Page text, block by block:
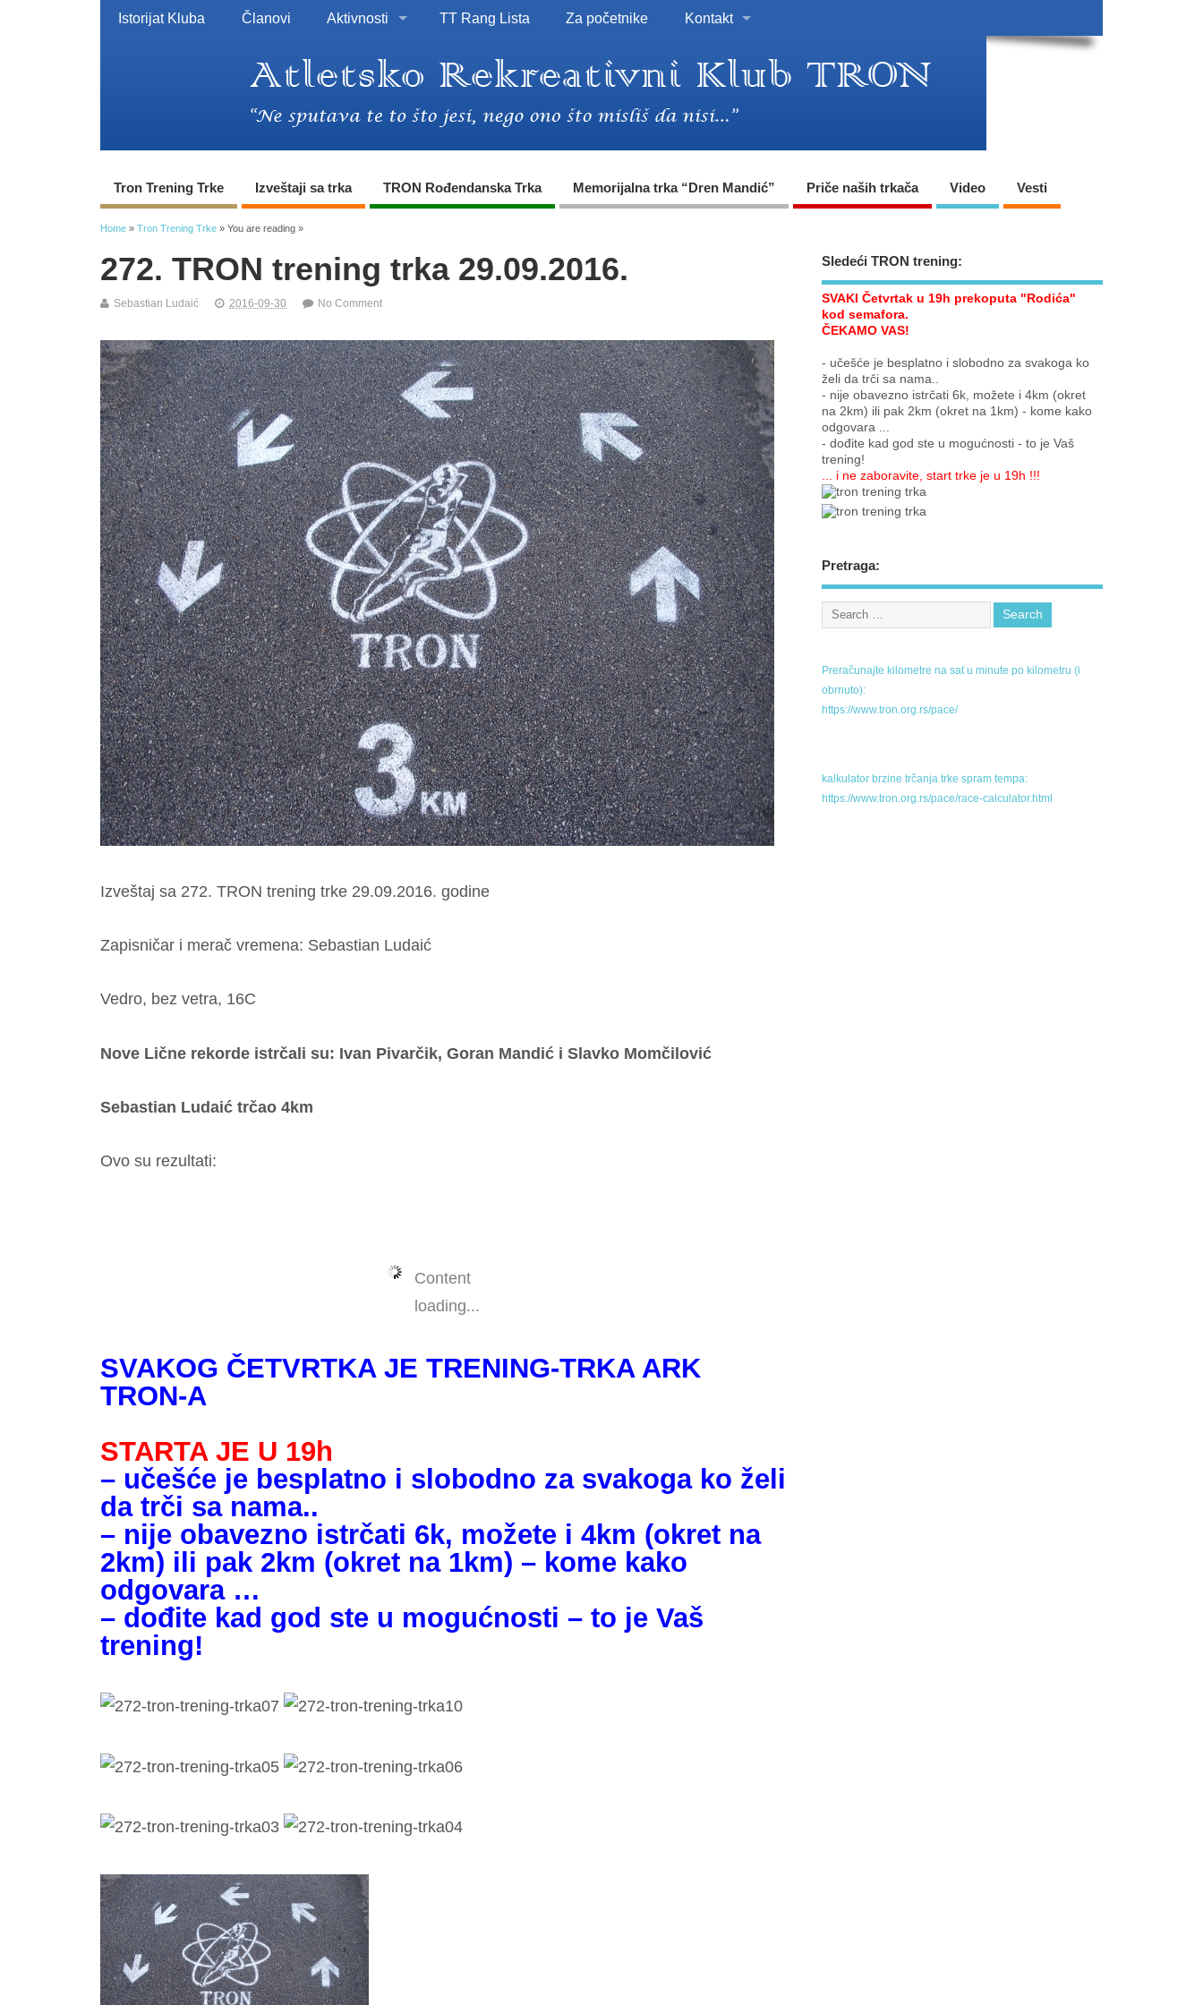
Istorijat Kluba Članovi Aktivnosti TT Rang Lista Za početnike Kontakt
Tron Trening Trke Izveštaji sa trka TRON Rođendanska Trka Memorijalna trka “Dren Mandić” Priče naših trkača Video Vesti
Home » Tron Trening Trke » You are reading »
272. TRON trening trka 29.09.2016.
Sebastian Ludaić 2016-09-30 No Comment
Izveštaj sa 272. TRON trening trke 29.09.2016. godine
Zapisničar i merač vremena: Sebastian Ludaić
Vedro, bez vetra, 16C
Nove Lične rekorde istrčali su: Ivan Pivarčik, Goran Mandić i Slavko Momčilović
Sebastian Ludaić trčao 4km
Ovo su rezultati:
Content
loading...
SVAKOG ČETVRTKA JE TRENING-TRKA ARK
TRON-A
STARTA JE U 19h
– učešće je besplatno i slobodno za svakoga ko želi
da trči sa nama..
– nije obavezno istrčati 6k, možete i 4km (okret na
2km) ili pak 2km (okret na 1km) – kome kako
odgovara …
– dođite kad god ste u mogućnosti – to je Vaš
trening!
Sledeći TRON trening:
SVAKI Četvrtak u 19h prekoputa "Rodića"
kod semafora.
ČEKAMO VAS!
- učešće je besplatno i slobodno za svakoga ko
želi da trči sa nama..
- nije obavezno istrčati 6k, možete i 4km (okret
na 2km) ili pak 2km (okret na 1km) - kome kako
odgovara ...
- dođite kad god ste u mogućnosti - to je Vaš
trening!
... i ne zaboravite, start trke je u 19h !!!
Pretraga:
Preračunajte kilometre na sat u minute po kilometru (i
obrnuto):
https://www.tron.org.rs/pace/
kalkulator brzine trčanja trke spram tempa:
https://www.tron.org.rs/pace/race-calculator.html